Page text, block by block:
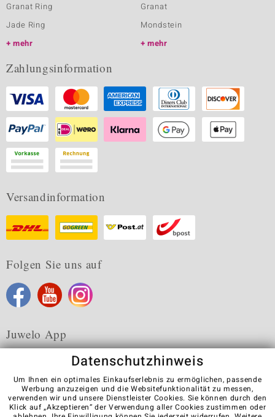
Granat Ring
Jade Ring
mehr
Granat
Mondstein
mehr
Zahlungsinformation
Versandinformation
Folgen Sie uns auf
Juwelo App
Karriere AGB Datenschutz Cookies
Impressum
Kontakt
Vertrag widerrufen
Datenschutzhinweis
Um Ihnen ein optimales Einkaufserlebnis zu ermöglichen, passende
Werbung anzuzeigen und die Websitefunktionalität zu messen,
verwenden wir und unsere Dienstleister Cookies. Sie können durch den
Klick auf „Akzeptieren“ der Verwendung aller Cookies zustimmen oder